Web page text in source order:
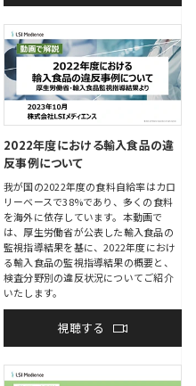
2022年度における輸入食品の違
反事例について
我が国の2022年度の食料自給率はカロ
リーベースで38%であり、多くの食料
を海外に依存しています。本動画で
は、厚生労働省が公表した輸入食品の
監視指導結果を基に、2022年度におけ
る輸入食品の監視指導結果の概要と、
検査分野別の違反状況についてご紹介
いたします。
視聴する